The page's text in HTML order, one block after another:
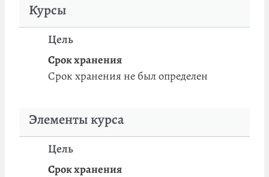
Курсы
Цель
Срок хранения
Срок хранения не был определен
Элементы курса
Цель
Срок хранения